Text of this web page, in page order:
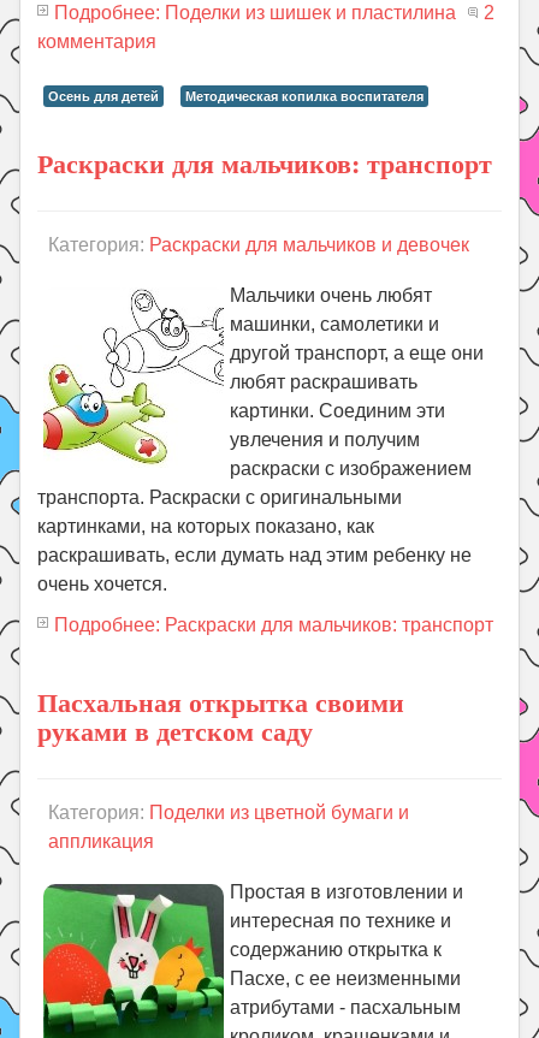
Подробнее: Поделки из шишек и пластилина
2
комментария
Осень для детей Методическая копилка воспитателя
Раскраски для мальчиков: транспорт
Категория: Раскраски для мальчиков и девочек
Мальчики очень любят
машинки, самолетики и
другой транспорт, а еще они
любят раскрашивать
картинки. Соединим эти
увлечения и получим
раскраски с изображением
транспорта. Раскраски с оригинальными
картинками, на которых показано, как
раскрашивать, если думать над этим ребенку не
очень хочется.
Подробнее: Раскраски для мальчиков: транспорт
Пасхальная открытка своими
руками в детском саду
Категория: Поделки из цветной бумаги и
аппликация
Простая в изготовлении и
интересная по технике и
содержанию открытка к
Пасхе, с ее неизменными
атрибутами - пасхальным